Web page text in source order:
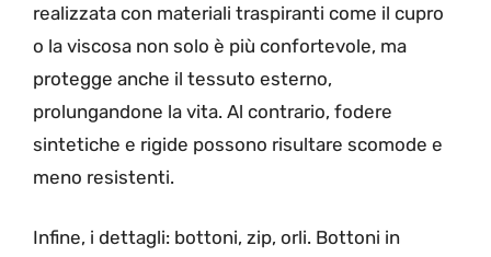
realizzata con materiali traspiranti come il cupro
o la viscosa non solo è più confortevole, ma
protegge anche il tessuto esterno,
prolungandone la vita. Al contrario, fodere
sintetiche e rigide possono risultare scomode e
meno resistenti.
Infine, i dettagli: bottoni, zip, orli. Bottoni in